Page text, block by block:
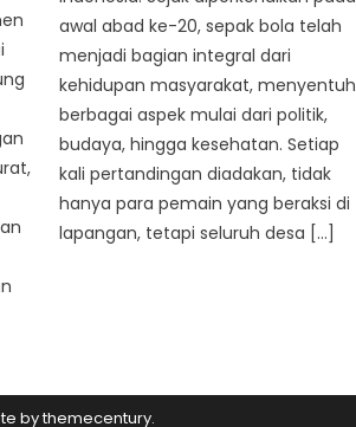
awal abad ke-20, sepak bola telah
menjadi bagian integral dari
kehidupan masyarakat, menyentuh
berbagai aspek mulai dari politik,
budaya, hingga kesehatan. Setiap
kali pertandingan diadakan, tidak
hanya para pemain yang beraksi di
lapangan, tetapi seluruh desa […]
bythemecentury.